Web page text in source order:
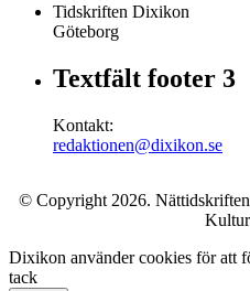
Tidskriften Dixikon
Göteborg
Textfält footer 3
Kontakt:
redaktionen@dixikon.se
© Copyright 2026.
Dixikon använder cookies för att
tack